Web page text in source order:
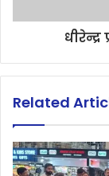
Related